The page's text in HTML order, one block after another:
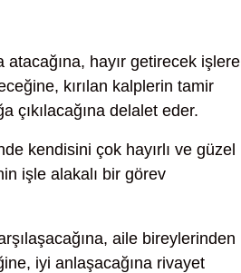
atacağına, hayır getirecek işlere
kırılan kalplerin tamir
çıkılacağına delalet eder.
kendisini çok hayırlı ve güzel
işle alakalı bir görev
aile bireylerinden
iyi anlaşacağına rivayet